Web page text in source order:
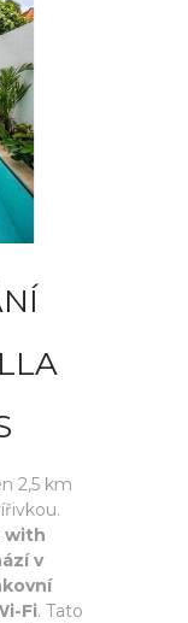
2,5 km
with
v
Fi. Tato